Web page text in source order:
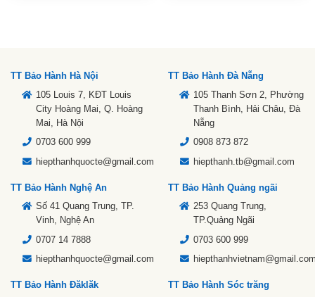
TT Bảo Hành Hà Nội
105 Louis 7, KĐT Louis
City Hoàng Mai, Q. Hoàng
Mai, Hà Nội
0703 600 999
hiepthanhquocte@gmail.com
TT Bảo Hành Nghệ An
Số 41 Quang Trung, TP.
Vinh, Nghệ An
0707 14 7888
hiepthanhquocte@gmail.com
TT Bảo Hành Đăklăk
TT Bảo Hành Đà Nẵng
105 Thanh Sơn 2, Phường
Thanh Bình, Hải Châu, Đà
Nẵng
0908 873 872
hiepthanh.tb@gmail.com
TT Bảo Hành Quảng ngãi
253 Quang Trung,
TP.Quảng Ngãi
0703 600 999
TT Bảo Hành Sóc trăng